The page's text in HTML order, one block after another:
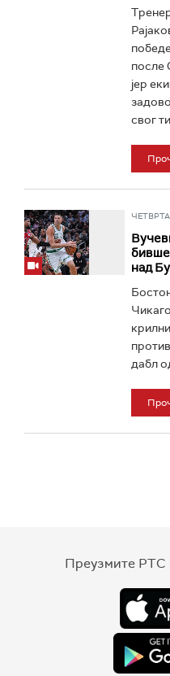
после
јер
свог
над
дабл
Преузмите РТС